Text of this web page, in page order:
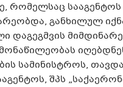
რომელსაც
განხილულ
დაგეგმვის
სამინისტროს,
შპს